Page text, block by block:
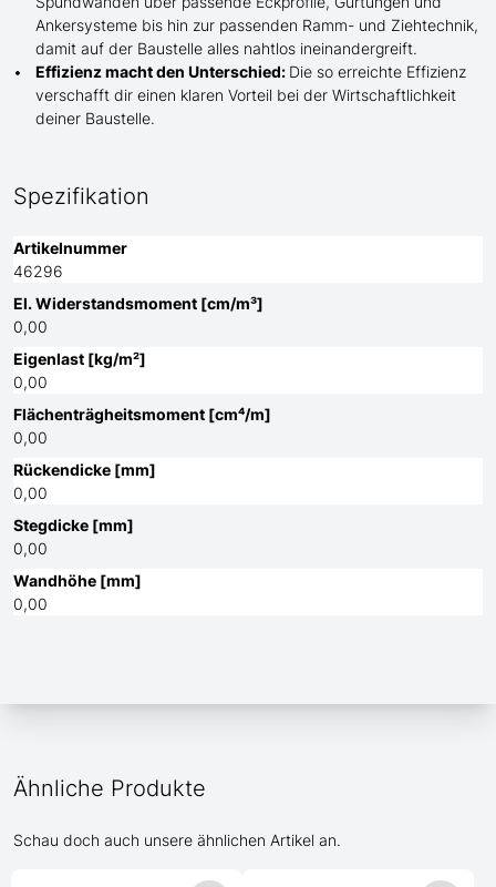
Ankersysteme bis hin zur passenden Ramm- und Ziehtechnik,
damit auf der Baustelle alles nahtlos ineinandergreift.
Effizienz macht den Unterschied: Die so erreichte Effizienz
verschafft dir einen klaren Vorteil bei der Wirtschaftlichkeit
deiner Baustelle.
Spezifikation
Artikelnummer
46296
El. Widerstandsmoment [cm/m³]
0,00
Eigenlast [kg/m²]
0,00
Flächenträgheitsmoment [cm⁴/m]
0,00
Rückendicke [mm]
0,00
Stegdicke [mm]
0,00
Wandhöhe [mm]
0,00
Ähnliche Produkte
Schau doch auch unsere ähnlichen Artikel an.